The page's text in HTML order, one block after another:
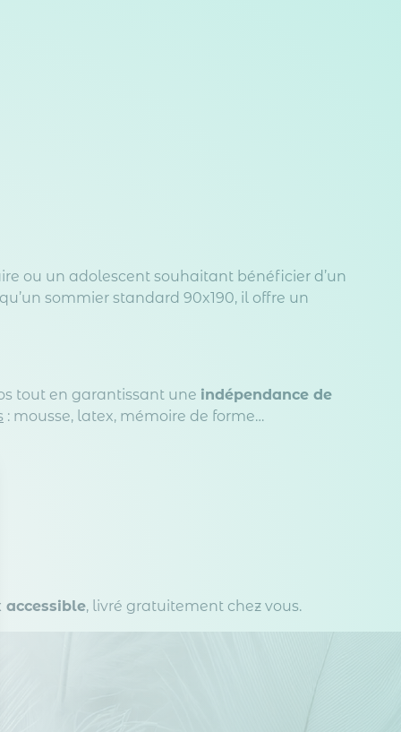
ou un adolescent souhaitant bénéficier d’un
sommier standard 90x190, il offre un
tout en garantissant une indépendance de
: mousse, latex, mémoire de forme…
accessible, livré gratuitement chez vous.